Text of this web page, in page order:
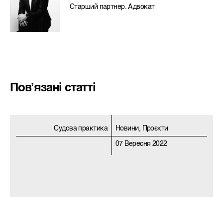
Старший партнер. Адвокат
Пов’язані статті
Судова практика Новини, Проєкти
07 Вересня 2022